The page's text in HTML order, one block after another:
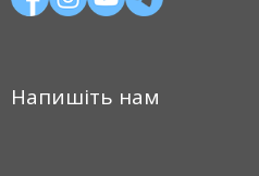
Напишіть нам